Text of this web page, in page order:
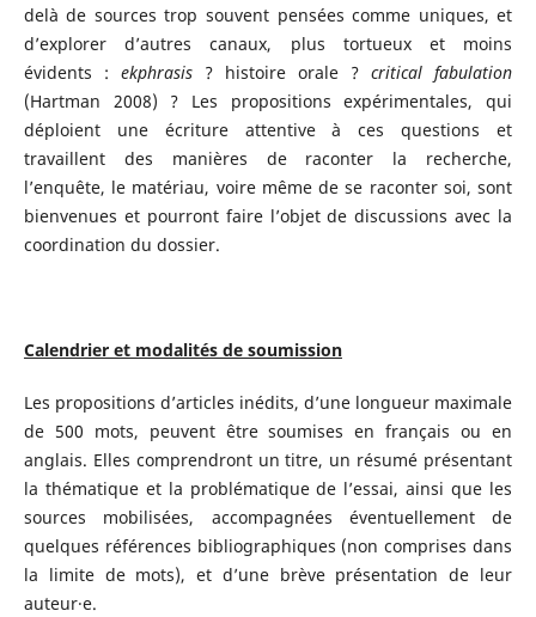
delà de sources trop souvent pensées comme uniques, et
d’explorer d’autres canaux, plus tortueux et moins
évidents : ekphrasis? histoire orale ?critical fabulation
(Hartman 2008) ? Les propositions expérimentales, qui
déploient une écriture attentive à ces questions et
travaillent des manières de raconter la recherche,
l’enquête, le matériau, voire même de se raconter soi, sont
bienvenues et pourront faire l’objet de discussions avec la
coordination du dossier.
Calendrier et modalités de soumission
Les propositions d’articles inédits, d’une longueur maximale
de 500 mots, peuvent être soumises en français ou en
anglais. Elles comprendront un titre, un résumé présentant
la thématique et la problématique de l’essai, ainsi que les
sources mobilisées, accompagnées éventuellement de
quelques références bibliographiques (non comprises dans
la limite de mots), et d’une brève présentation de leur
auteur·e.